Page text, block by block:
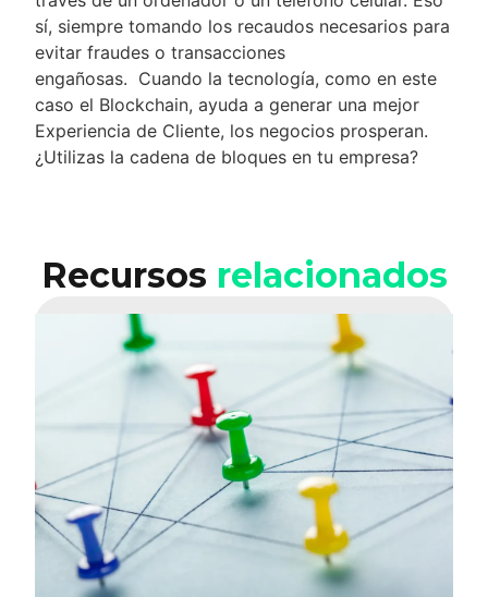
sí, siempre tomando los recaudos necesarios para
evitar fraudes o transacciones
engañosas. Cuando la tecnología, como en este
caso el Blockchain, ayuda a generar una mejor
Experiencia de Cliente, los negocios prosperan.
¿Utilizas la cadena de bloques en tu empresa?
Recursos relacionados